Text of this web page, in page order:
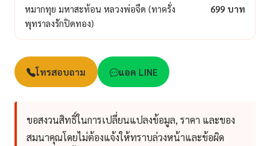
หมากทุย มหาสะท้อน หลวงพ่อจืด (ทาครั่ง
พุทราลงรักปิดทอง)
699 บาท
โทรสอบถาม แอด LINE
ขอสงวนสิทธิ์ในการเปลี่ยนแปลงข้อมูล, ราคา และของ
สมนาคุณโดยไม่ต้องแจ้งให้ทราบล่วงหน้าและข้อผิด